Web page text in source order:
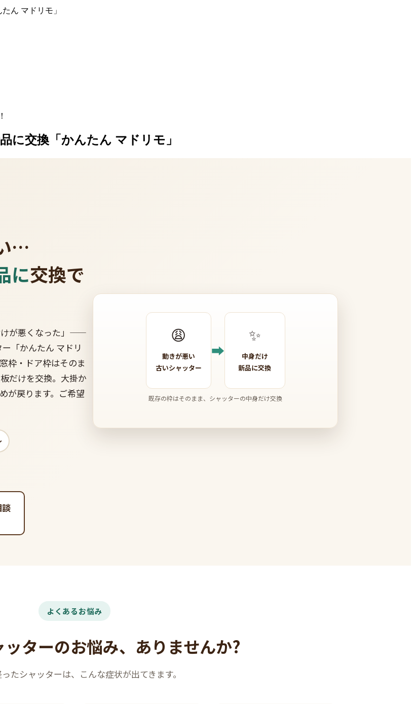
ん マドリモ」
に交換「かんたん マドリモ」
…
に交換で
けが悪くなった」——
「かんたん マドリ
枠・ドア枠はそのま
だけを交換。大掛か
が戻ります。ご希望
😩
動きが悪い
古いシャッター
➡
✨
中身だけ
新品に交換
既存の枠はそのまま、シャッターの中身だけ交換
よくあるお悩み
ターのお悩み、ありませんか?
たシャッターは、こんな症状が出てきます。